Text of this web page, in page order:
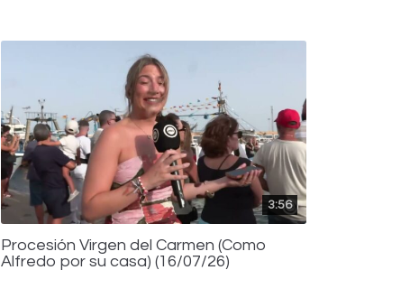
3:56
Procesión Virgen del Carmen (Como
Alfredo por su casa) (16/07/26)